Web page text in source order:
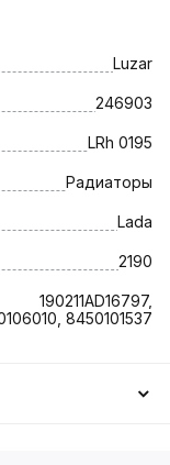
Luzar
246903
LRh 0195
Радиаторы
Lada
2190
190211AD16797,
8450101537